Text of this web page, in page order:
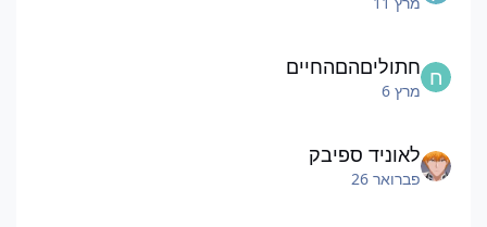
חתוליםהםהחיים
מרץ 6
לאוניד ספיבק
פברואר 26